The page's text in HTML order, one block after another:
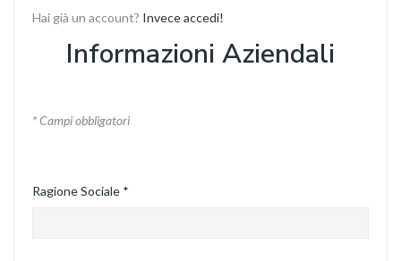
Hai già un account? Invece accedi!
Informazioni Aziendali
* Campi obbligatori
Ragione Sociale *